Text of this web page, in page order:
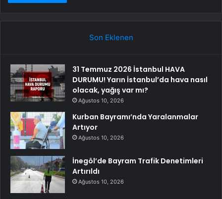
Son Eklenen
31 Temmuz 2026 İstanbul HAVA
DURUMU! Yarın İstanbul’da hava nasıl
olacak, yağış var mı?
Ağustos 10, 2026
Kurban Bayramı’nda Yaralanmalar
Artıyor
Ağustos 10, 2026
İnegöl’de Bayram Trafik Denetimleri
Artırıldı
Ağustos 10, 2026